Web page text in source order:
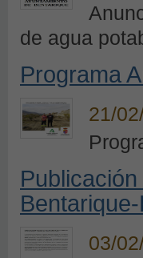
de agua
Programa
21/
03/